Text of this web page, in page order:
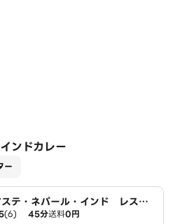
ンドカレー
ー
テ・ネパール・インド レスト
(6) 45分送料0円